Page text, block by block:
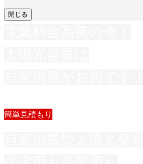
閉じる
簡単見積もり